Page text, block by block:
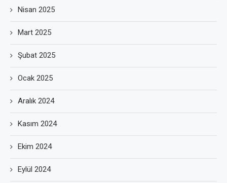
Nisan 2025
Mart 2025
Şubat 2025
Ocak 2025
Aralık 2024
Kasım 2024
Ekim 2024
Eylül 2024